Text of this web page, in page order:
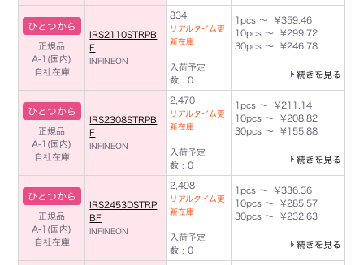
ひとつから
正規品
A-1(国内)
自社在庫
IRS2110STRPB
F
INFINEON
834
リアルタイム更
新在庫
入荷予定
数 : 0
1pcs ～ ¥359.46
10pcs ～ ¥299.72
30pcs ～ ¥246.78
続きを見る
ひとつから
正規品
A-1(国内)
自社在庫
IRS2308STRPB
F
INFINEON
2,470
リアルタイム更
新在庫
入荷予定
数 : 0
1pcs ～ ¥211.14
10pcs ～ ¥208.82
30pcs ～ ¥155.88
続きを見る
ひとつから
正規品
A-1(国内)
自社在庫
IRS2453DSTRP
BF
INFINEON
2,498
リアルタイム更
新在庫
入荷予定
数 : 0
1pcs ～ ¥336.36
10pcs ～ ¥285.57
30pcs ～ ¥232.63
続きを見る